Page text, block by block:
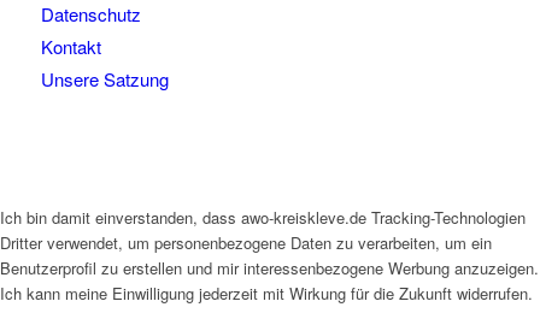
Datenschutz
Kontakt
Unsere Satzung
Ich bin damit einverstanden, dass awo-kreiskleve.de Tracking-Technologien
Dritter verwendet, um personenbezogene Daten zu verarbeiten, um ein
Benutzerprofil zu erstellen und mir interessenbezogene Werbung anzuzeigen.
Ich kann meine Einwilligung jederzeit mit Wirkung für die Zukunft widerrufen.